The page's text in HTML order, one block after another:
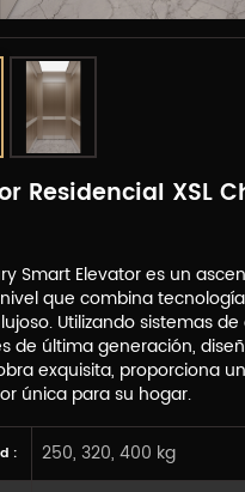
Residencial XSL
Smart Elevator es un
que combina
Utilizando sistemas
de última generación,
exquisita, proporciona
única para su hogar.
: 250, 320, 400 kg